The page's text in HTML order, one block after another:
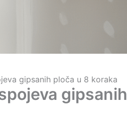
gipsanih ploča u 8 koraka
gipsanih